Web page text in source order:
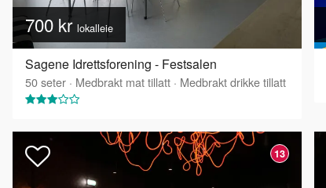
700 kr lokalleie
Sagene Idrettsforening - Festsalen
50seter · Medbrakt mat tillatt · Medbrakt drikke tillatt
13